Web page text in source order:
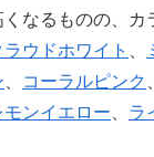
なるものの、カ
ラウドホワイト
コーラルピンク
モンイエロー ラ